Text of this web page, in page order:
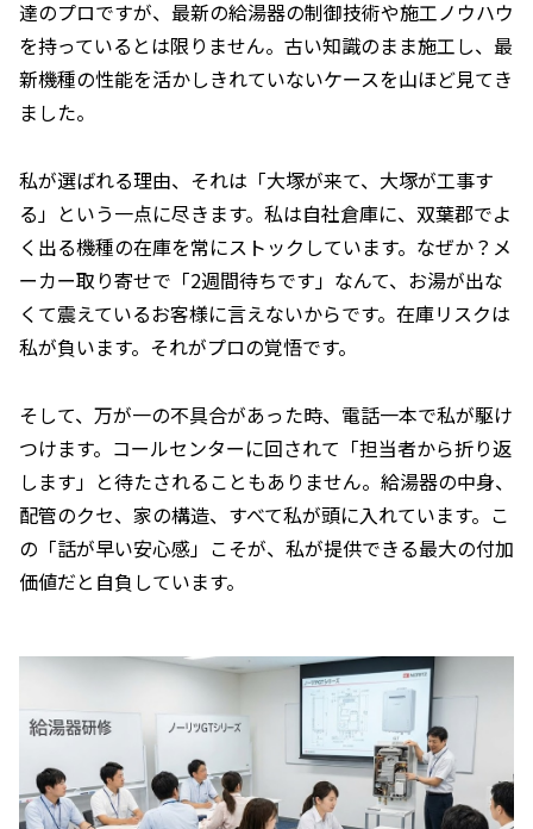
達のプロですが、最新の給湯器の制御技術や施工ノウハウ
を持っているとは限りません。古い知識のまま施工し、最
新機種の性能を活かしきれていないケースを山ほど見てき
ました。
私が選ばれる理由、それは「大塚が来て、大塚が工事す
る」という一点に尽きます。私は自社倉庫に、双葉郡でよ
く出る機種の在庫を常にストックしています。なぜか？メ
ーカー取り寄せで「2週間待ちです」なんて、お湯が出な
くて震えているお客様に言えないからです。在庫リスクは
私が負います。それがプロの覚悟です。
そして、万が一の不具合があった時、電話一本で私が駆け
つけます。コールセンターに回されて「担当者から折り返
します」と待たされることもありません。給湯器の中身、
配管のクセ、家の構造、すべて私が頭に入れています。こ
の「話が早い安心感」こそが、私が提供できる最大の付加
価値だと自負しています。